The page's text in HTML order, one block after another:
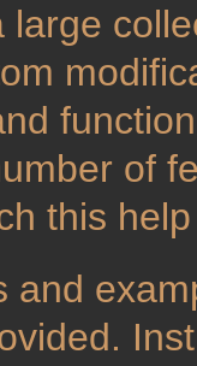
large
of
this
and